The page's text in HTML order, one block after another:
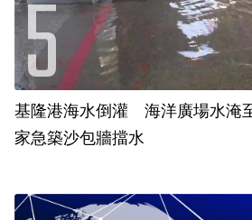
基隆港海水倒灌 海洋廣場水淹
家急築沙包牆擋水